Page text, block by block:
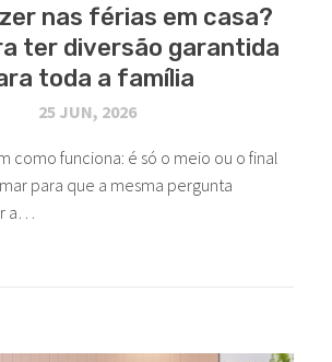
nas férias em casa?
ter diversão garantida
toda a família
25 JUN, 2026
como funciona: é só o meio ou o final
para que a mesma pergunta
a…